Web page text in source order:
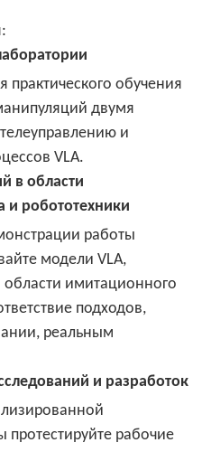
практического обучения
двумя
и
VLA.
в области
и робототехники
работы
модели VLA,
имитационного
подходов,
реальным
и разработок
протестируйте рабочие